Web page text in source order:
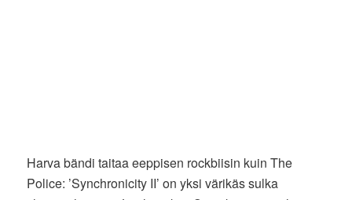
Harva bändi taitaa eeppisen rockbiisin kuin The
Police: ’Synchronicity II’ on yksi värikäs sulka